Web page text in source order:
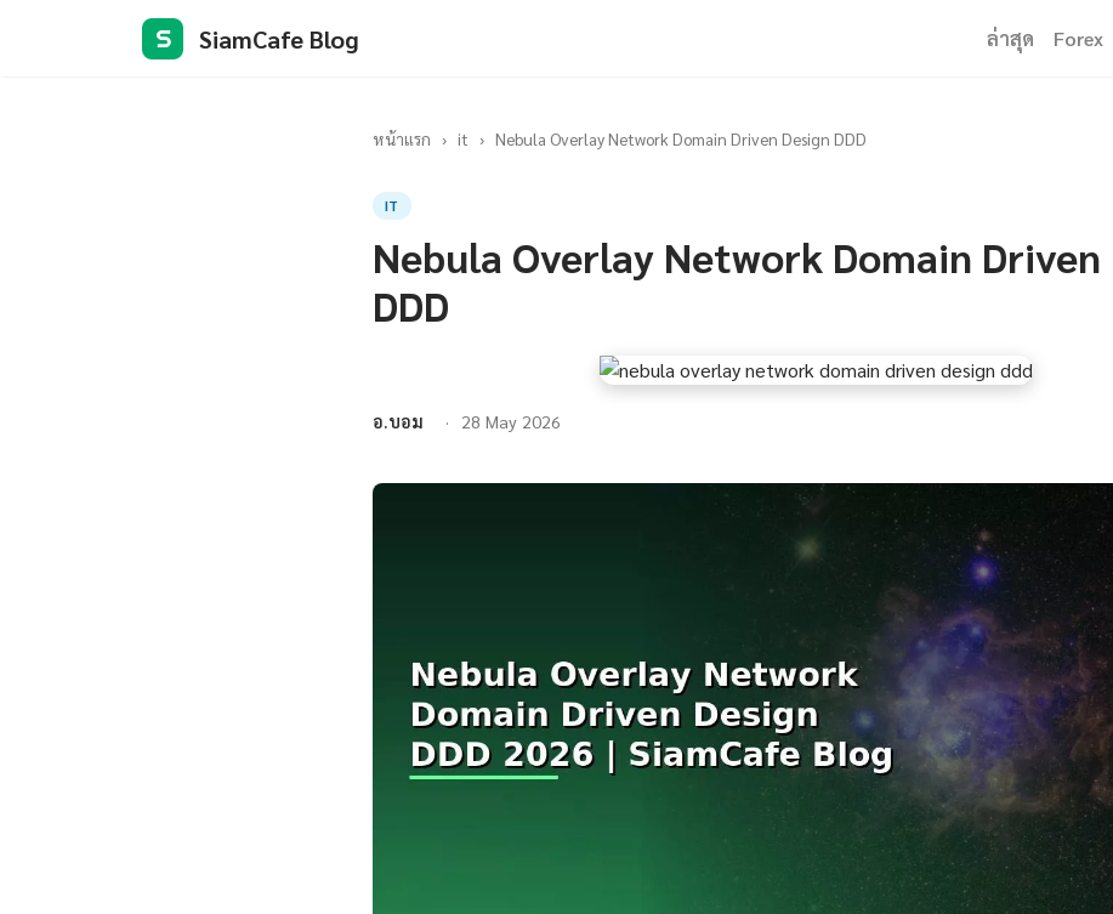
S SiamCafe Blog ล่าสุด Forex
หน้าแรก › it › Nebula Overlay Network Domain Driven Design DDD
IT
Nebula Overlay Network Domain Driven
DDD
อ.บอม 28 May 2026